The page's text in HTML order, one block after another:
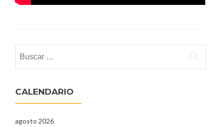
CALENDARIO
agosto 2026